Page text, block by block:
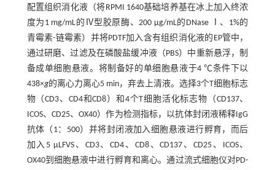
配置组织消化液（将RPMI 1640基础培养基在冰上加入终浓
度为1 mg/mL的Ⅳ型胶原酶、200 μg/mL的DNase Ⅰ、1%的
青霉素-链霉素）并将PDTF加入含有组织消化液的EP管中，
通过研磨、过滤及在磷酸盐缓冲液（PBS）中重新悬浮，制
备成单细胞悬液。将制备好的单细胞悬液于4 ℃条件下以
438×g的离心力离心5 min，弃去上清液。选择3个T细胞标志
物（CD3、CD4和CD8）和4个T细胞活化标志物（CD137、
ICOS、CD25、OX40）作为检测指标，以抗体封闭液稀释IgG
抗体（1：500）并将封闭液加入细胞悬液进行孵育，而后
加入5 μLFVS、CD3、CD4、CD8、CD137、CD25、ICOS、
OX40到细胞悬液中进行孵育和离心。通过流式细胞仪对PD-